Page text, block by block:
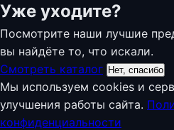
Уже уходите?
Посмотрите наши лучшие
вы найдёте то, что искали.
Смотреть каталог Нет, спасибо
Мы используем cookies и
улучшения работы сайта.
конфиденциальности